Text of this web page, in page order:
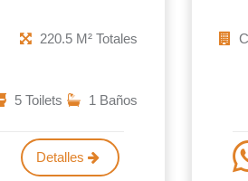
220.5 M² Totales
1 Baños
5 Toilets
Detalles